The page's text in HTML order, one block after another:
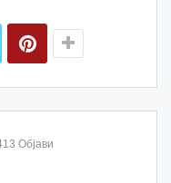
Објави